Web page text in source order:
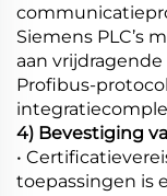
Siemens PLC’s
aan
Profibus-
4) Bevestiging
•
toepassingen is